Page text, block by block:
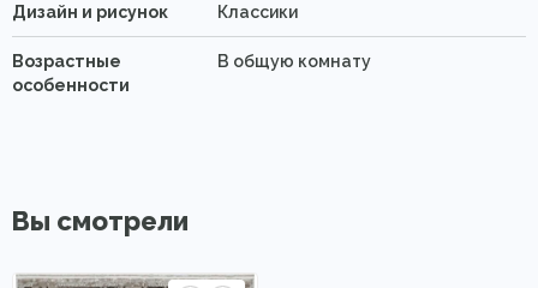
Дизайн и рисунок Классики
Возрастные
особенности
В общую комнату
Вы смотрели